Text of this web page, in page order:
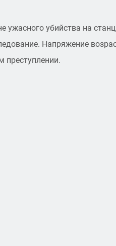
ужасного убийства на
Напряжение
преступлении.